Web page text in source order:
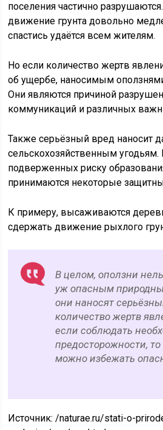
поселения частично
движение грунта довольно
спастись удаётся всем жителям.
Но если количество жертв
об ущербе, наносимым
Они являются причиной
коммуникаций и различных
Также серьёзный вред наносит
сельскохозяйственным угодьям.
подверженных риску
принимаются некоторые
К примеру, высаживаются
сдержать движение рыхлого
В целом, оползни
уж опасным
они наносят
количество жертв
если соблюдать
предосторожности,
можно избежать
Источник:/naturae.ru/stati-o-